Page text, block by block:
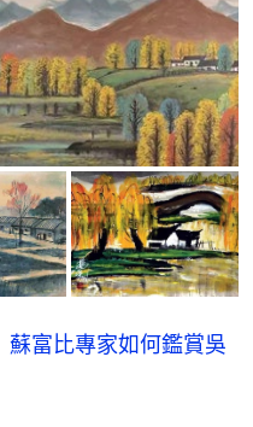
蘇富比專家如何鑑賞吳